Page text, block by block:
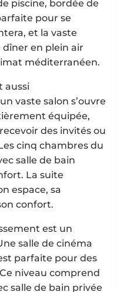
piscine, bordée de
pour se
et la vaste
en plein air
méditerranéen.
vaste salon s’ouvre
équipée,
des invités ou
cinq chambres du
salle de bain
La suite
espace, sa
confort.
salle de cinéma
parfaite pour des
niveau comprend
salle de bain privée